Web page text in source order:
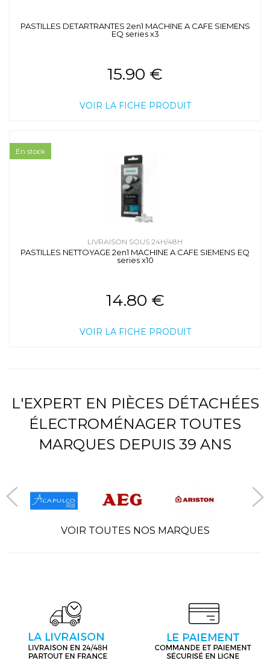
PASTILLES DETARTRANTES 2en1 MACHINE A CAFE SIEMENS
EQ series x3
15.90 €
VOIR LA FICHE PRODUIT
LIVRAISON SOUS 24H/48H
PASTILLES NETTOYAGE 2en1 MACHINE A CAFE SIEMENS EQ
series x10
14.80 €
VOIR LA FICHE PRODUIT
En stock
L'EXPERT EN PIÈCES DÉTACHÉES
ÉLECTROMÉNAGER TOUTES
MARQUES DEPUIS 39 ANS
VOIR TOUTES NOS MARQUES